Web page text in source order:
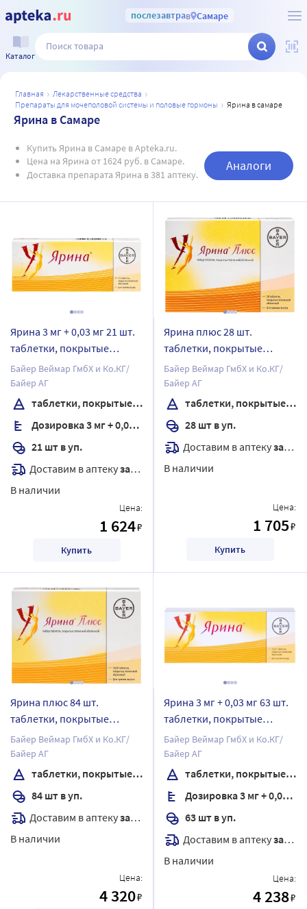
послезавтрав Самаре
Каталог
главная
лекарственные средства
препараты для мочеполовой системы и половые гормоны
ярина в самаре
Ярина в Самаре
Купить Ярина в Самаре в Apteka.ru.
Цена на Ярина от 1624 руб. в Самаре.
Доставка препарата Ярина в 381 аптеку.
Аналоги
Ярина 3 мг + 0,03 мг 21 шт.
таблетки, покрытые
пленочной оболочкой
Байер Веймар ГмбХ и Ко.КГ/
Байер АГ
таблетки, покрытые пленочной оболочкой
Дозировка 3 мг + 0,03 мг
21 шт в уп.
Доставим в аптекузавтра
В наличии
Цена:
1 624₽
Купить
Ярина плюс 28 шт.
таблетки, покрытые
пленочной оболочкой
Байер Веймар ГмбХ и Ко.КГ/
Байер АГ
таблетки, покрытые пленочной оболочкой
28 шт в уп.
Доставим в аптекузавтра
В наличии
Цена:
1 705₽
Купить
Ярина плюс 84 шт.
таблетки, покрытые
пленочной оболочкой
Байер Веймар ГмбХ и Ко.КГ/
Байер АГ
таблетки, покрытые пленочной оболочкой
84 шт в уп.
Доставим в аптекузавтра
В наличии
Цена:
4 320₽
Ярина 3 мг + 0,03 мг 63 шт.
таблетки, покрытые
пленочной оболочкой
Байер Веймар ГмбХ и Ко.КГ/
Байер АГ
таблетки, покрытые пленочной оболочкой
Дозировка 3 мг + 0,03 мг
63 шт в уп.
Доставим в аптекузавтра
В наличии
Цена:
4 238₽